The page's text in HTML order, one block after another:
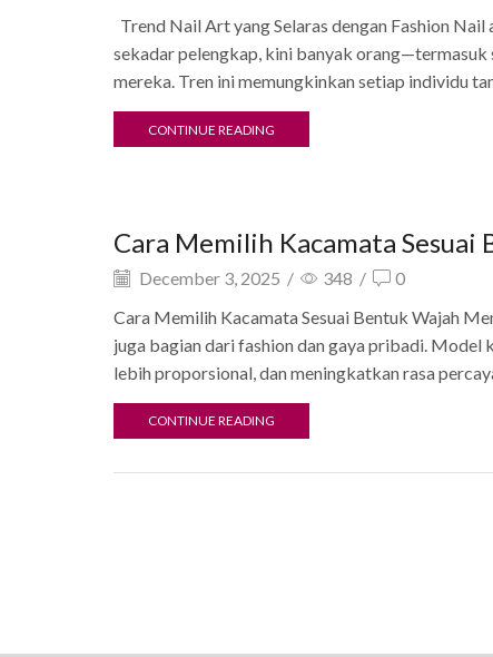
Trend Nail Art yang Selaras dengan Fashion
sekadar pelengkap, kini banyak
mereka. Tren ini memungkinkan setiap individu
CONTINUE READING
Beauty
Cara Memilih Kacamata Sesuai
December 3, 2025 / 348 /
0
Cara Memilih Kacamata Sesuai Bentuk Wajah
juga bagian dari fashion dan gaya pribadi.
lebih proporsional, dan meningkatkan rasa
CONTINUE READING